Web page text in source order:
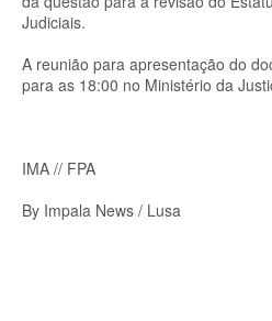
Judiciais.
A reunião para apresentação do
para as 18:00 no Ministério da
IMA // FPA
By Impala News / Lusa